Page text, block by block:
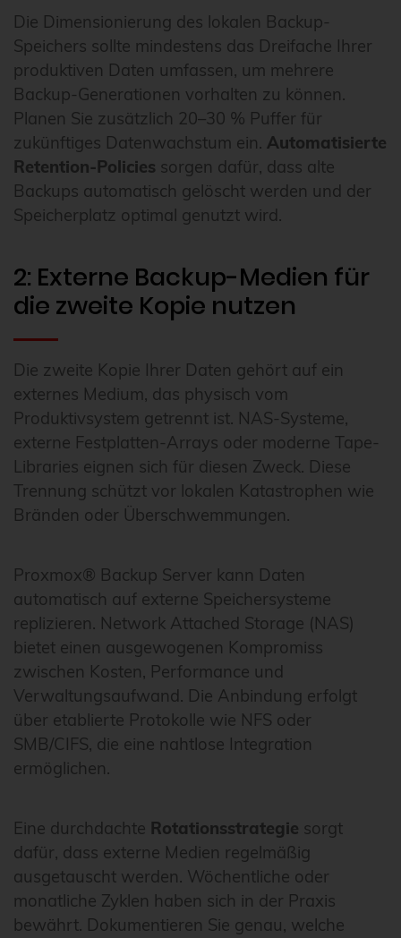
Die Dimensionierung des lokalen Backup-
Speichers sollte mindestens das Dreifache Ihrer
produktiven Daten umfassen, um mehrere
Backup-Generationen vorhalten zu können.
Planen Sie zusätzlich 20–30 % Puffer für
zukünftiges Datenwachstum ein. Automatisierte
Retention-Policies sorgen dafür, dass alte
Backups automatisch gelöscht werden und der
Speicherplatz optimal genutzt wird.
2: Externe Backup-Medien für
die zweite Kopie nutzen
Die zweite Kopie Ihrer Daten gehört auf ein
externes Medium, das physisch vom
Produktivsystem getrennt ist. NAS-Systeme,
externe Festplatten-Arrays oder moderne Tape-
Libraries eignen sich für diesen Zweck. Diese
Trennung schützt vor lokalen Katastrophen wie
Bränden oder Überschwemmungen.
Proxmox® Backup Server kann Daten
automatisch auf externe Speichersysteme
replizieren. Network Attached Storage (NAS)
bietet einen ausgewogenen Kompromiss
zwischen Kosten, Performance und
Verwaltungsaufwand. Die Anbindung erfolgt
über etablierte Protokolle wie NFS oder
SMB/CIFS, die eine nahtlose Integration
ermöglichen.
Eine durchdachte Rotationsstrategie sorgt
dafür, dass externe Medien regelmäßig
ausgetauscht werden. Wöchentliche oder
monatliche Zyklen haben sich in der Praxis
bewährt. Dokumentieren Sie genau, welche